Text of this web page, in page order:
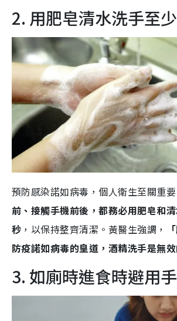
2. 用肥皂清水洗手至
預防感染諾如病毒，個人衛生至關重要
前、接觸手機前後，都務必用肥皂和
秒 ，以保持整齊清潔。黃醫生強調，
防疫諾如病毒的皇道，酒精洗手是無效
3. 如廁時進食時避用